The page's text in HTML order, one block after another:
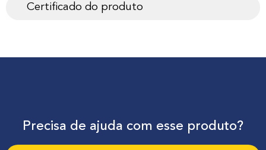
Certificado do produto
Precisa de ajuda com esse produto?